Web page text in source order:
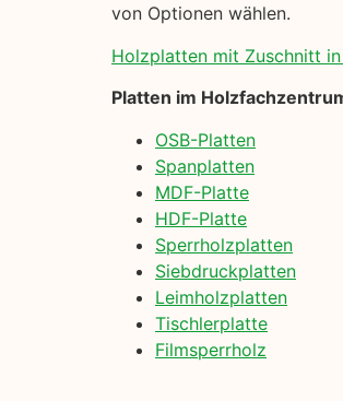
von Optionen wählen.
Holzplatten mit Zuschnitt in
Platten im
OSB-Platten
Spanplatten
MDF-Platte
HDF-Platte
Sperrholzplatten
Siebdruckplatten
Leimholzplatten
Tischlerplatte
Filmsperrholz